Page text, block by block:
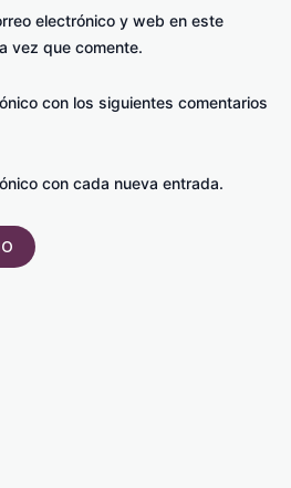
electrónico y web en este
vez que comente.
con los siguientes comentarios
con cada nueva entrada.